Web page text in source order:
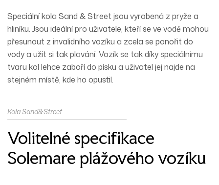
Speciální kola Sand & Street jsou vyrobená z pryže a
hliníku. Jsou ideální pro uživatele, kteří se ve vodě mohou
přesunout z invalidního vozíku a zcela se ponořit do
vody a užít si tak plavání. Vozík se tak díky speciálnímu
tvaru kol lehce zaboří do písku a uživatel jej najde na
stejném místě, kde ho opustil.
Kola Sand&Street
Volitelné specifikace
Solemare plážového vozíku